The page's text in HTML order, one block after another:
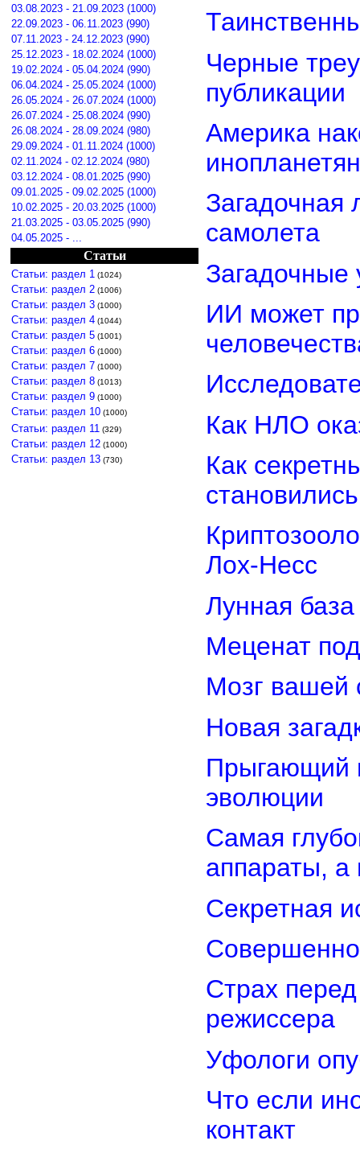
03.08.2023 - 21.09.2023 (1000)
22.09.2023 - 06.11.2023 (990)
07.11.2023 - 24.12.2023 (990)
25.12.2023 - 18.02.2024 (1000)
19.02.2024 - 05.04.2024 (990)
06.04.2024 - 25.05.2024 (1000)
26.05.2024 - 26.07.2024 (1000)
26.07.2024 - 25.08.2024 (990)
26.08.2024 - 28.09.2024 (980)
29.09.2024 - 01.11.2024 (1000)
02.11.2024 - 02.12.2024 (980)
03.12.2024 - 08.01.2025 (990)
09.01.2025 - 09.02.2025 (1000)
10.02.2025 - 20.03.2025 (1000)
21.03.2025 - 03.05.2025 (990)
04.05.2025 - ...
Статьи
Статьи: раздел 1 (1024)
Статьи: раздел 2 (1006)
Статьи: раздел 3 (1000)
Статьи: раздел 4 (1044)
Статьи: раздел 5 (1001)
Статьи: раздел 6 (1000)
Статьи: раздел 7 (1000)
Статьи: раздел 8 (1013)
Статьи: раздел 9 (1000)
Статьи: раздел 10 (1000)
Статьи: раздел 11 (329)
Статьи: раздел 12 (1000)
Статьи: раздел 13 (730)
Черные
публикации
Америка
инопланетян
Загадочная
самолета
Загадочные
ИИ может
Как НЛО
Как
Лох-Несс
Лунная
Меценат
Мозг вашей
Новая
Прыгающий
эволюции
Самая
аппараты, а
Секретная
Страх
режиссера
Уфологи
Что если
контакт